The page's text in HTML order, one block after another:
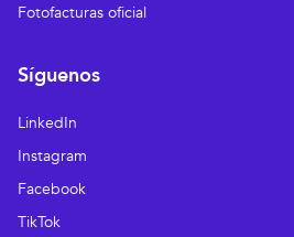
Fotofacturas oficial
Síguenos
LinkedIn
Instagram
Facebook
TikTok